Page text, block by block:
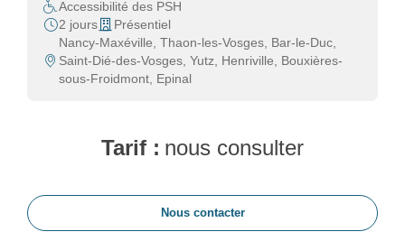
Accessibilité des PSH
2 jours
Présentiel
Nancy-Maxéville, Thaon-les-Vosges, Bar-le-Duc,
Saint-Dié-des-Vosges, Yutz, Henriville, Bouxières-
sous-Froidmont, Epinal
Tarif : nous consulter
Nous contacter